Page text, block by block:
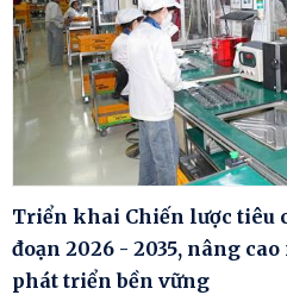
Triển khai Chiến lược tiêu
đoạn 2026 - 2035, nâng
phát triển bền vững